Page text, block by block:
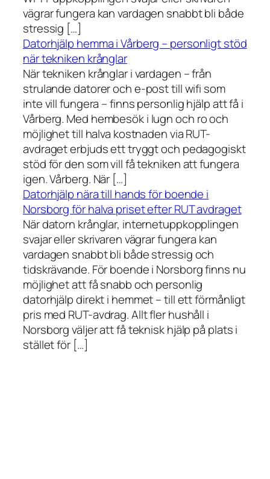
vägrar fungera kan vardagen snabbt bli både
stressig […]
Datorhjälp hemma i Vårberg – personligt stöd
när tekniken krånglar
När tekniken krånglar i vardagen – från
strulande datorer och e-post till wifi som
inte vill fungera – finns personlig hjälp att få i
Vårberg. Med hembesök i lugn och ro och
möjlighet till halva kostnaden via RUT-
avdraget erbjuds ett tryggt och pedagogiskt
stöd för den som vill få tekniken att fungera
igen. Vårberg. När […]
Datorhjälp nära till hands för boende i
Norsborg för halva priset efter RUT avdraget
När datorn krånglar, internetuppkopplingen
svajar eller skrivaren vägrar fungera kan
vardagen snabbt bli både stressig och
tidskrävande. För boende i Norsborg finns nu
möjlighet att få snabb och personlig
datorhjälp direkt i hemmet – till ett förmånligt
pris med RUT-avdrag. Allt fler hushåll i
Norsborg väljer att få teknisk hjälp på plats i
stället för […]